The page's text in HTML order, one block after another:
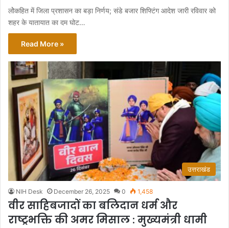
लोेकहित में जिला प्रशासन का बड़ा निर्णय; संडे बजार शिफ्टिंग आदेश जारी रविवार को
शहर के यातायात का दम घोट…
Read More »
उत्तराखंड
NIH Desk December 26, 2025 0 1,458
वीर साहिबजादों का बलिदान धर्म और
राष्ट्रभक्ति की अमर मिसाल : मुख्यमंत्री धामी